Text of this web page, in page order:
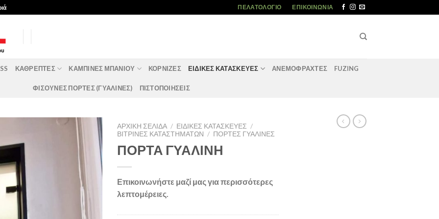
ΠΕΛΑΤΟΛΌΓΙΟ ΕΠΙΚΟΙΝΩΝΊΑ
ΚΑΘΡΈΠΤΕΣ ΚΑΜΠΊΝΕΣ ΜΠΆΝΙΟΥ ΚΟΡΝΊΖΕΣ ΕΙΔΙΚΈΣ ΚΑΤΑΣΚΕΥΈΣ ΑΝΕΜΟΦΡΑΧΤΕΣ FUZING
ΦΙΣΟΥΝΕΣ ΠΟΡΤΕΣ (ΓΥΑΛΙΝΕΣ) ΠΙΣΤΟΠΟΙΗΣΕΙΣ
ΑΡΧΙΚΉ ΣΕΛΊΔΑ / ΕΙΔΙΚΈΣ ΚΑΤΑΣΚΕΥΈΣ /
ΒΙΤΡΊΝΕΣ ΚΑΤΑΣΤΗΜΆΤΩΝ / ΠΟΡΤΕΣ ΓΥΑΛΙΝΕΣ
ΠΟΡΤΑ ΓΥΑΛΙΝΗ
Επικοινωνήστε μαζί μας για περισσότερες
λεπτομέρειες.